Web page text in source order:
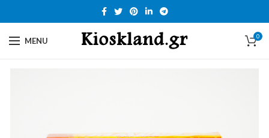
MENU 0